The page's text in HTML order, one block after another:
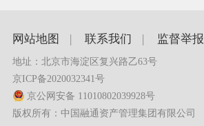
网站地图 联系我们 监督举报
地址：北京市海淀区复兴路乙63号
京ICP备2020032341号
京公网安备 11010802039928号
版权所有：中国融通资产管理集团有限公司